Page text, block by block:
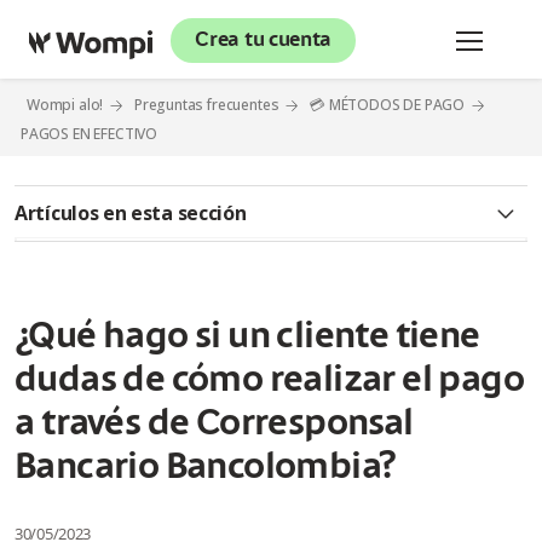
Crea tu cuenta
Wompi alo! Preguntas frecuentes
💳 MÉTODOS DE PAGO
PAGOS EN EFECTIVO
Artículos en esta sección
¿Qué significa pago en efectivo?
¿Qué es un Corresponsal Bancario Bancolombia?
¿Cómo identificar un Corresponsal Bancario Bancolombia?
manuales?
¿Qué hago si un cliente tiene
dudas de cómo realizar el pago
a través de Corresponsal
Bancario Bancolombia?
30/05/2023